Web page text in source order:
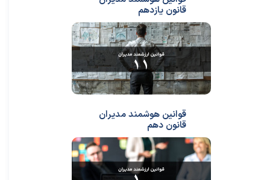
قانون یازدهم
قوانین هوشمند مدیران
قانون دهم